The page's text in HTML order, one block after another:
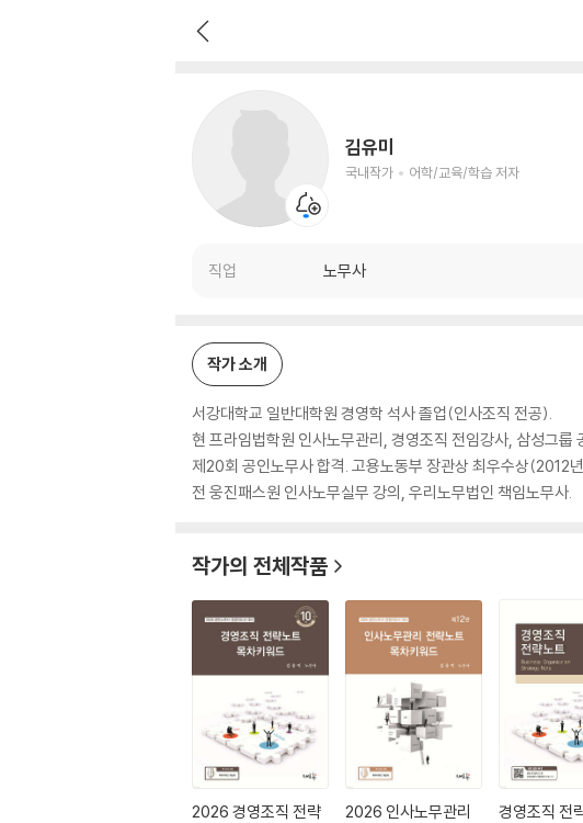
김유미
국내작가 어학/교육/학습 저자
직업 노무사
작가 소개
서강대학교 일반대학원 경영학 석사 졸업(인사조직 전공).
현 프라임법학원 인사노무관리, 경영조직 전임강사, 삼성그
제20회 공인노무사 합격. 고용노동부 장관상 최우수상(2012
전 웅진패스원 인사노무실무 강의, 우리노무법인 책임노무사.
작가의 전체작품
2026 경영조직 전략
2026 인사노무관리
경영조직 전